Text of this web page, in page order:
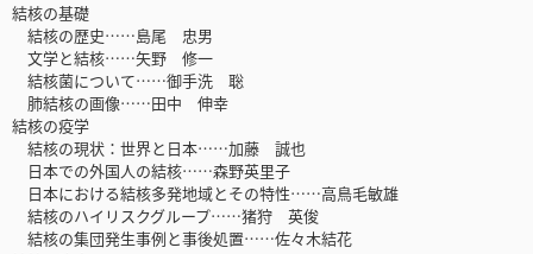
結核の基礎
結核の歴史……島尾 忠男
文学と結核……矢野 修一
結核菌について……御手洗 聡
肺結核の画像……田中 伸幸
結核の疫学
結核の現状：世界と日本……加藤 誠也
日本での外国人の結核……森野英里子
日本における結核多発地域とその特性……高鳥毛敏雄
結核のハイリスクグループ……猪狩 英俊
結核の集団発生事例と事後処置……佐々木結花